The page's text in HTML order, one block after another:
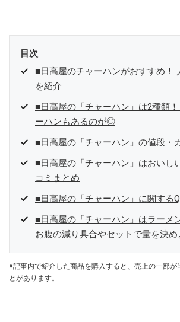
目次
■日高屋のチャーハンがおすすめ！
を紹介
■日高屋の「チャーハン」は2種類
ーハンもあるのが◎
■日高屋の「チャーハン」の値段・
■日高屋の「チャーハン」はおいし
コミまとめ
■日高屋の「チャーハン」に関する
■日高屋の「チャーハン」はラーメ
お腹の減り具合やセットで量を決め
※記事内で紹介した商品を購入すると、売上の一部が
とがあります。